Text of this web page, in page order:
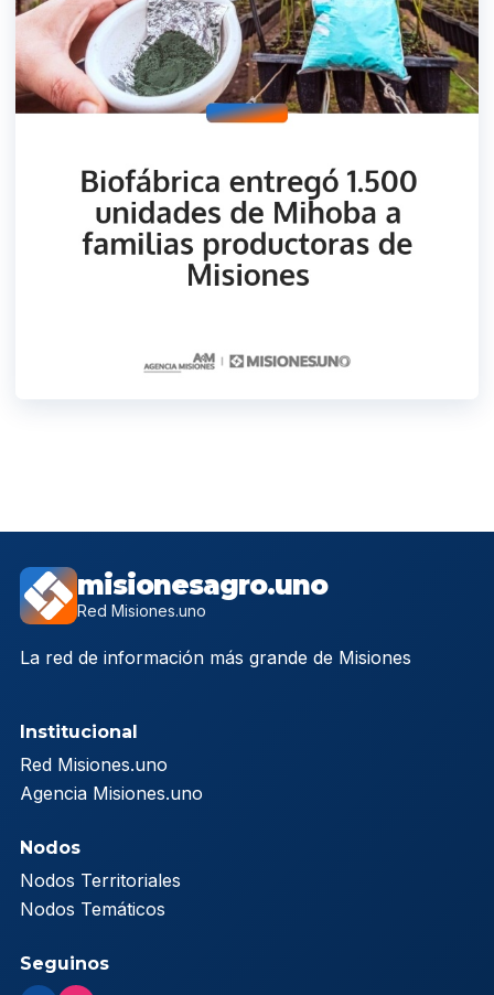
misionesagro.uno
Red Misiones.uno
La red de información más grande de Misiones
Institucional
Red Misiones.uno
Agencia Misiones.uno
Nodos
Nodos Territoriales
Nodos Temáticos
Seguinos